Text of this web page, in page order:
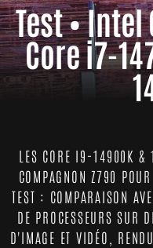
Test • Intel
Core i7-
LES CORE I9-14900K &
COMPAGNON Z790
TEST : COMPARAISON
DE PROCESSEURS SUR
D'IMAGE ET VIDÉO,